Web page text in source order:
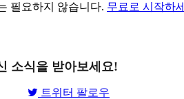
필요하지 않습니다. 무료로 시작하세
소식을 받아보세요!
트위터 팔로우